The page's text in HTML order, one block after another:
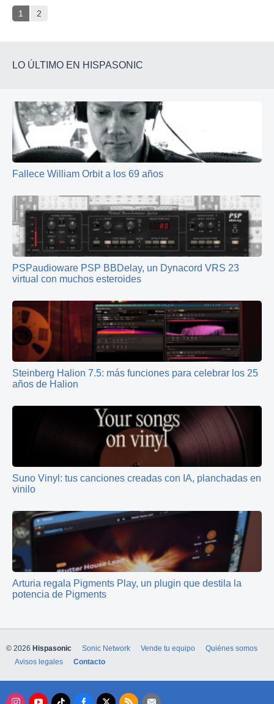
1 2
LO ÚLTIMO EN HISPASONIC
Fallece William Orbit a los 69 años
PSPaudioware PSP BBDelay, un Dynacord VRS 23
virtual con muchos esteroides
Steinberg Halion 7.5: más funciones para celebrar los 25
años de Halion
Suno Vinyl: tus canciones creadas con IA, planchadas en
vinilo
Arturia regala Pigments Play, un plugin que destila la
potencia de Pigments
© 2026 Hispasonic Sonic Network Vende tu equipo
Quiénes somos
Avisos legales
Contacto